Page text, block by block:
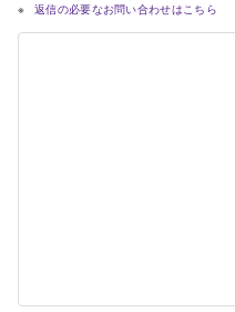
返信の必要なお問い合わせはこちら